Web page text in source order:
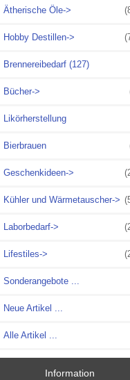
Ätherische Öle->
Hobby Destillen->
Brennereibedarf (127)
Bücher->
Likörherstellung
Bierbrauen
Geschenkideen->
Kühler und Wärmetauscher->
Laborbedarf->
Lifestiles->
Sonderangebote ...
Neue Artikel ...
Alle Artikel ...
Information